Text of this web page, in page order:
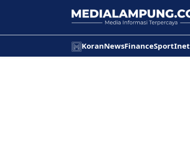
KoranNewsFinanceSportInet